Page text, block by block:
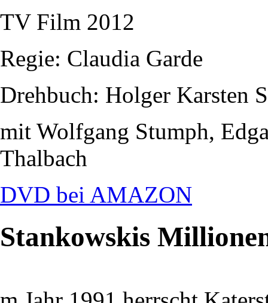
TV Film 2012
Regie: Claudia Garde
Drehbuch: Holger Karsten
mit Wolfgang Stumph,
Thalbach
DVD bei AMAZON
Stankowskis